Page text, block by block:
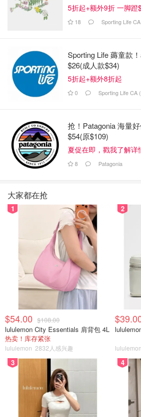
图片为outdoorsy.com网站
很多人买了房车，但是使用率较低
站，可以查看你附近现有的房车信息。
在租用时，需要关注的就是车龄，车
许pet。私人房车很多都是车龄有点大
修或者干净程度都是一个考量的指
一般来说房车的价格是按天+里程算，
可以大致比较一下不同房车的价格。
更多干货，请戳下方@阿拉胖狗
北美租RV房车最
+旺季/淡季｜带着
世界
阿拉胖狗Pango麻
房车营地
在上面的房车小科普部分有提到，对
不要随处停，比较推荐寻找评价较好
水箱空了、或者需要外接电源，都可
何选择房车营地？到了房车营地，要
5折起+额外9折 一脚蹬
18 Sporting Life
Sporting Life 薅童款
$26(成人款$34)
5折起+额外8折起
0 Sporting Life CA
抢！Patagonia 海量
$54(原$109)
夏促在即，戳我了解详
8 Patagonia
大家都在抢
1
$54.00 $108.00
lululemon City Essentials 肩背包 4L
热卖！库存紧张
lululemon 2832人感兴趣
2
lululemon
3 4